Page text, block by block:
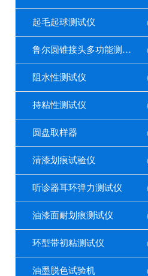
起毛起球测试仪
鲁尔圆锥接头多功能测试仪
阻水性测试仪
持粘性测试仪
圆盘取样器
清漆划痕试验仪
听诊器耳环弹力测试仪
油漆面耐划痕测试仪
环型带初粘测试仪
油墨脱色试验机